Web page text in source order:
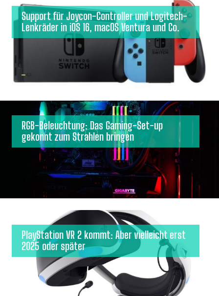
Support für Joycon-Controller und Logitech-
Lenkräder in iOS 16, macOS Ventura und Co.
RGB-Beleuchtung: Das Gaming-Set-up
gekonnt zum Strahlen bringen
PlayStation VR 2 kommt: Aber vielleicht erst
2025 oder später